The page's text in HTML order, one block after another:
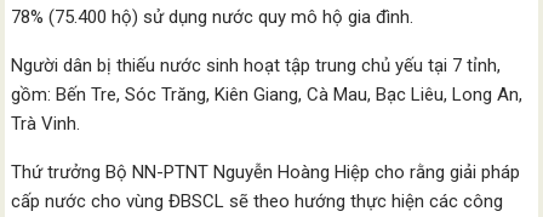
78% (75.400 hộ) sử dụng nước quy mô hộ gia đình.
Người dân bị thiếu nước sinh hoạt tập trung chủ yếu tại 7 tỉnh,
gồm: Bến Tre, Sóc Trăng, Kiên Giang, Cà Mau, Bạc Liêu, Long An,
Trà Vinh.
Thứ trưởng Bộ NN-PTNT Nguyễn Hoàng Hiệp cho rằng giải pháp
cấp nước cho vùng ĐBSCL sẽ theo hướng thực hiện các công